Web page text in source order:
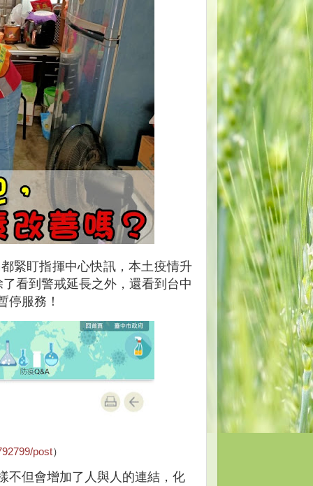
緊盯指揮中心快訊，本土疫情升
看到警戒延長之外，還看到台中
停服務！
post）
不但會增加了人與人的連結，化